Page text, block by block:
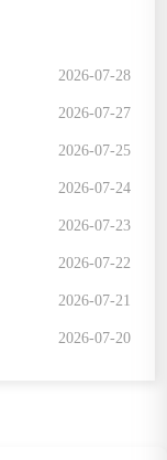
2026-07-28
2026-07-27
2026-07-25
2026-07-24
2026-07-23
2026-07-22
2026-07-21
2026-07-20